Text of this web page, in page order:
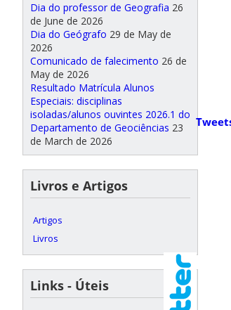
Dia do professor de Geografia 26
de June de 2026
Dia do Geógrafo 29 de May de
2026
Comunicado de falecimento 26 de
May de 2026
Resultado Matrícula Alunos
Especiais: disciplinas
isoladas/alunos ouvintes 2026.1 do
Departamento de Geociências 23
de March de 2026
Livros e Artigos
Artigos
Livros
Links - Úteis